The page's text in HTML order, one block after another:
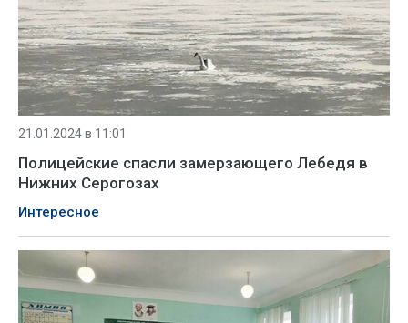
21.01.2024 в 11:01
Полицейские спасли замерзающего Лебедя в
Нижних Серогозах
Интересное